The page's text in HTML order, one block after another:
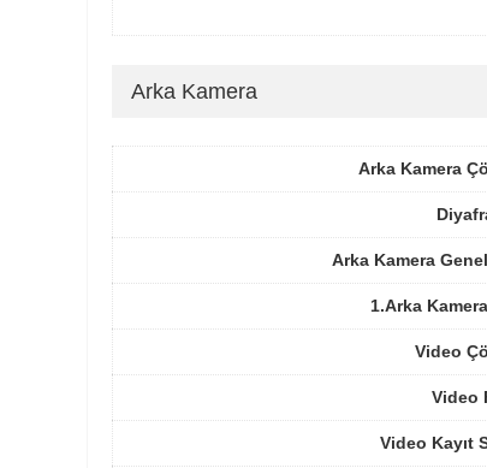
Arka Kamera
Arka Kamera
Arka Kamera
1.Arka
Video
Video
Video Kayıt